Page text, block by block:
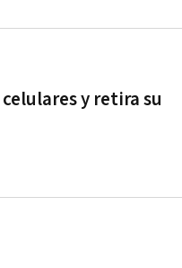
y retira su